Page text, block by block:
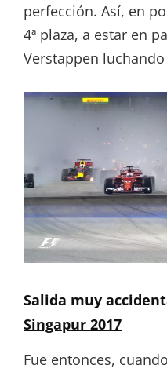
perfección. Así, en
4ª plaza, a estar en
Verstappen
Salida muy
Singapur 2017
Fue entonces,